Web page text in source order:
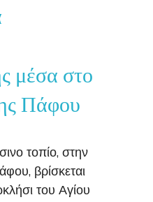
μέσα στο
Πάφου
τοπίο, στην
βρίσκεται
του Αγίου